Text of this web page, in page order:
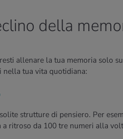
della
allenare la tua memoria solo
nella tua vita quotidiana:
strutture di pensiero. Per
ritroso da 100 tre numeri alla